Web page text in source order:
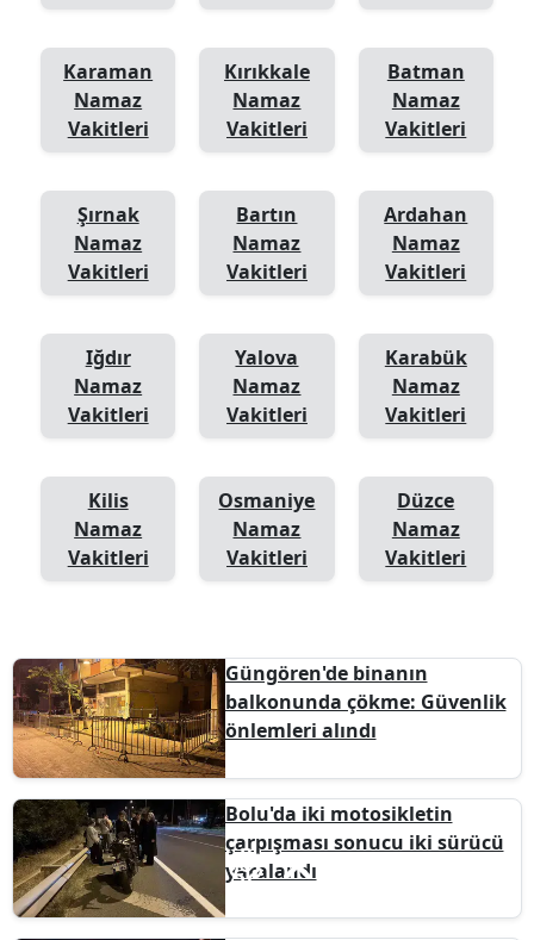
Karaman
Namaz
Vakitleri
Kırıkkale
Namaz
Vakitleri
Batman
Namaz
Vakitleri
Şırnak
Namaz
Vakitleri
Bartın
Namaz
Vakitleri
Ardahan
Namaz
Vakitleri
Iğdır
Namaz
Vakitleri
Yalova
Namaz
Vakitleri
Karabük
Namaz
Vakitleri
Kilis
Namaz
Vakitleri
Osmaniye
Namaz
Vakitleri
Düzce
Namaz
Vakitleri
Güngören'de binanın
balkonunda çökme: Güvenlik
önlemleri alındı
Bolu'da iki motosikletin
çarpışması sonucu iki sürücü
yaralandı